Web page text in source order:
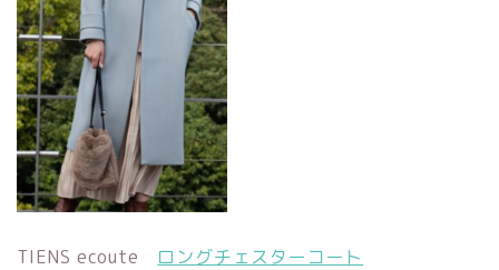
TIENS ecoute ロングチェスターコート